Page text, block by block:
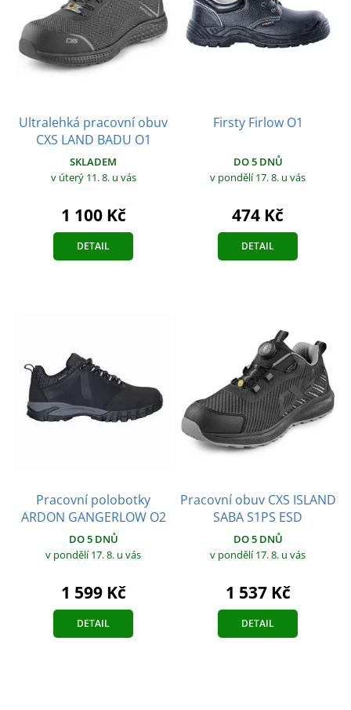
Ultralehká pracovní obuv
CXS LAND BADU O1
SKLADEM
v úterý 11. 8. u vás
1 100 Kč
DETAIL
Firsty Firlow O1
DO 5 DNŮ
v pondělí 17. 8. u vás
474 Kč
DETAIL
Pracovní polobotky
ARDON GANGERLOW O2
DO 5 DNŮ
v pondělí 17. 8. u vás
1 599 Kč
DETAIL
Pracovní obuv CXS ISLAND
SABA S1PS ESD
DO 5 DNŮ
v pondělí 17. 8. u vás
1 537 Kč
DETAIL